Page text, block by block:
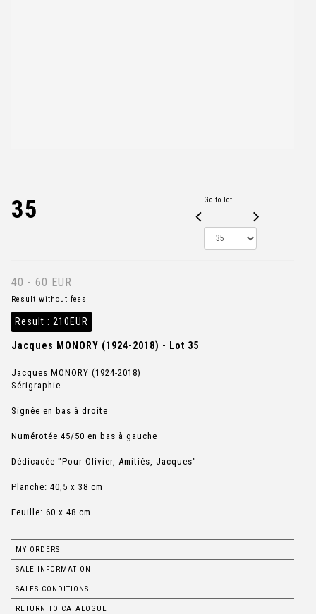
35 Go to lot
40 - 60 EUR
Result without fees
Result : 210EUR
Jacques MONORY (1924-2018) - Lot 35
Jacques MONORY (1924-2018)
Sérigraphie
Signée en bas à droite
Numérotée 45/50 en bas à gauche
Dédicacée "Pour Olivier, Amitiés, Jacques"
Planche: 40,5 x 38 cm
Feuille: 60 x 48 cm
MY ORDERS
SALE INFORMATION
SALES CONDITIONS
RETURN TO CATALOGUE